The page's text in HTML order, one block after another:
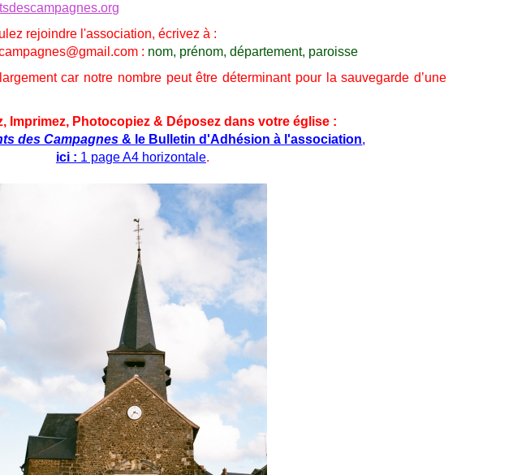
rejoindre l'association, écrivez à :
: nom, prénom, département, paroisse
car notre nombre peut être déterminant pour la sauvegarde d’une
Imprimez, Photocopiez & Déposez dans votre église :
des Campagnes & le Bulletin d'Adhésion à l'association,
ici: 1 page A4 horizontale.